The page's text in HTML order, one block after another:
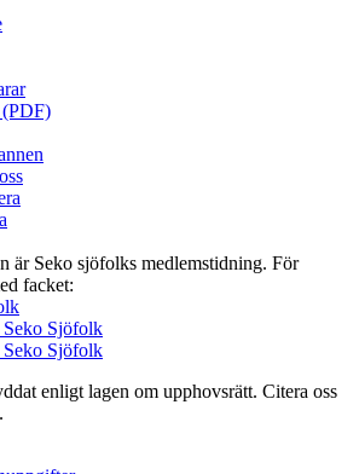
är Seko sjöfolks medlemstidning. För
facket:
Seko Sjöfolk
Seko Sjöfolk
enligt lagen om upphovsrätt. Citera oss